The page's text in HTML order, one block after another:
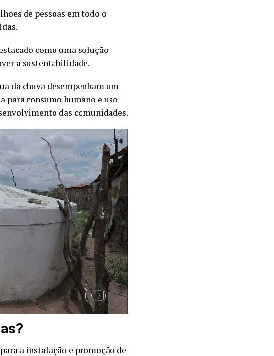
de pessoas em todo o
como uma solução
a sustentabilidade.
da chuva desempenham um
para consumo humano e uso
das comunidades.
a instalação e promoção de